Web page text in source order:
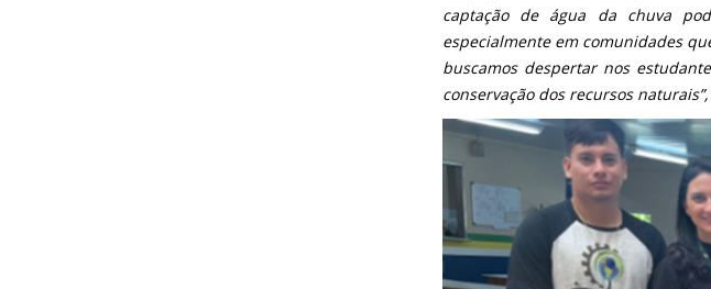
captação de água da chuva
especialmente em comunidades
buscamos despertar nos
conservação dos recursos naturais”,